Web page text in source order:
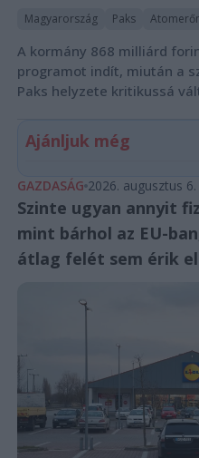
Magyarország Paks
A kormány 868 milliárd
programot indít, miután a
Paks helyzete kritikussá
Ajánljuk még
GAZDASÁG 2026. augusztus 6.
Szinte ugyan annyit
mint bárhol az EU-
átlag felét sem érik el